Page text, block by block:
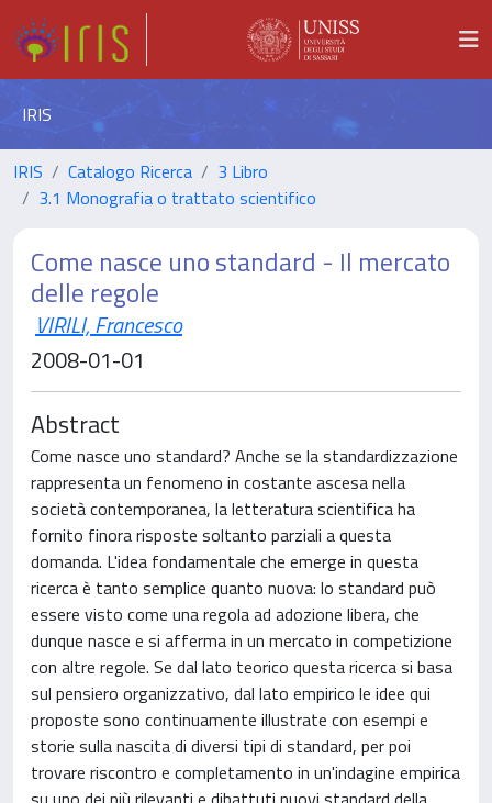
IRIS
IRIS Catalogo Ricerca
3 Libro
3.1 Monografia o trattato scientifico
Come nasce uno standard - Il mercato
delle regole
VIRILI, Francesco
2008-01-01
Abstract
Come nasce uno standard? Anche se la standardizzazione
rappresenta un fenomeno in costante ascesa nella
società contemporanea, la letteratura scientifica ha
fornito finora risposte soltanto parziali a questa
domanda. L'idea fondamentale che emerge in questa
ricerca è tanto semplice quanto nuova: lo standard può
essere visto come una regola ad adozione libera, che
dunque nasce e si afferma in un mercato in competizione
con altre regole. Se dal lato teorico questa ricerca si basa
sul pensiero organizzativo, dal lato empirico le idee qui
proposte sono continuamente illustrate con esempi e
storie sulla nascita di diversi tipi di standard, per poi
trovare riscontro e completamento in un'indagine empirica